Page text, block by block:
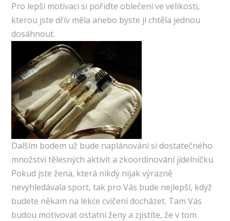
Pro lepší motivaci si pořiďte oblečení ve velikosti,
kterou jste dřív měla anebo byste jí chtěla jednou
dosáhnout.
Dalším bodem už bude naplánování si dostatečného
množství tělesných aktivit a zkoordinování jídelníčku.
Pokud jste žena, která nikdy nijak výrazně
nevyhledávala sport, tak pro Vás bude nejlepší, když
budete někam na lekce cvičení docházet. Tam Vás
budou motivovat ostatní ženy a zjistíte, že v tom